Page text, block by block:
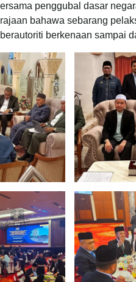
penggubal dasar
bahawa sebarang
berkenaan sampai